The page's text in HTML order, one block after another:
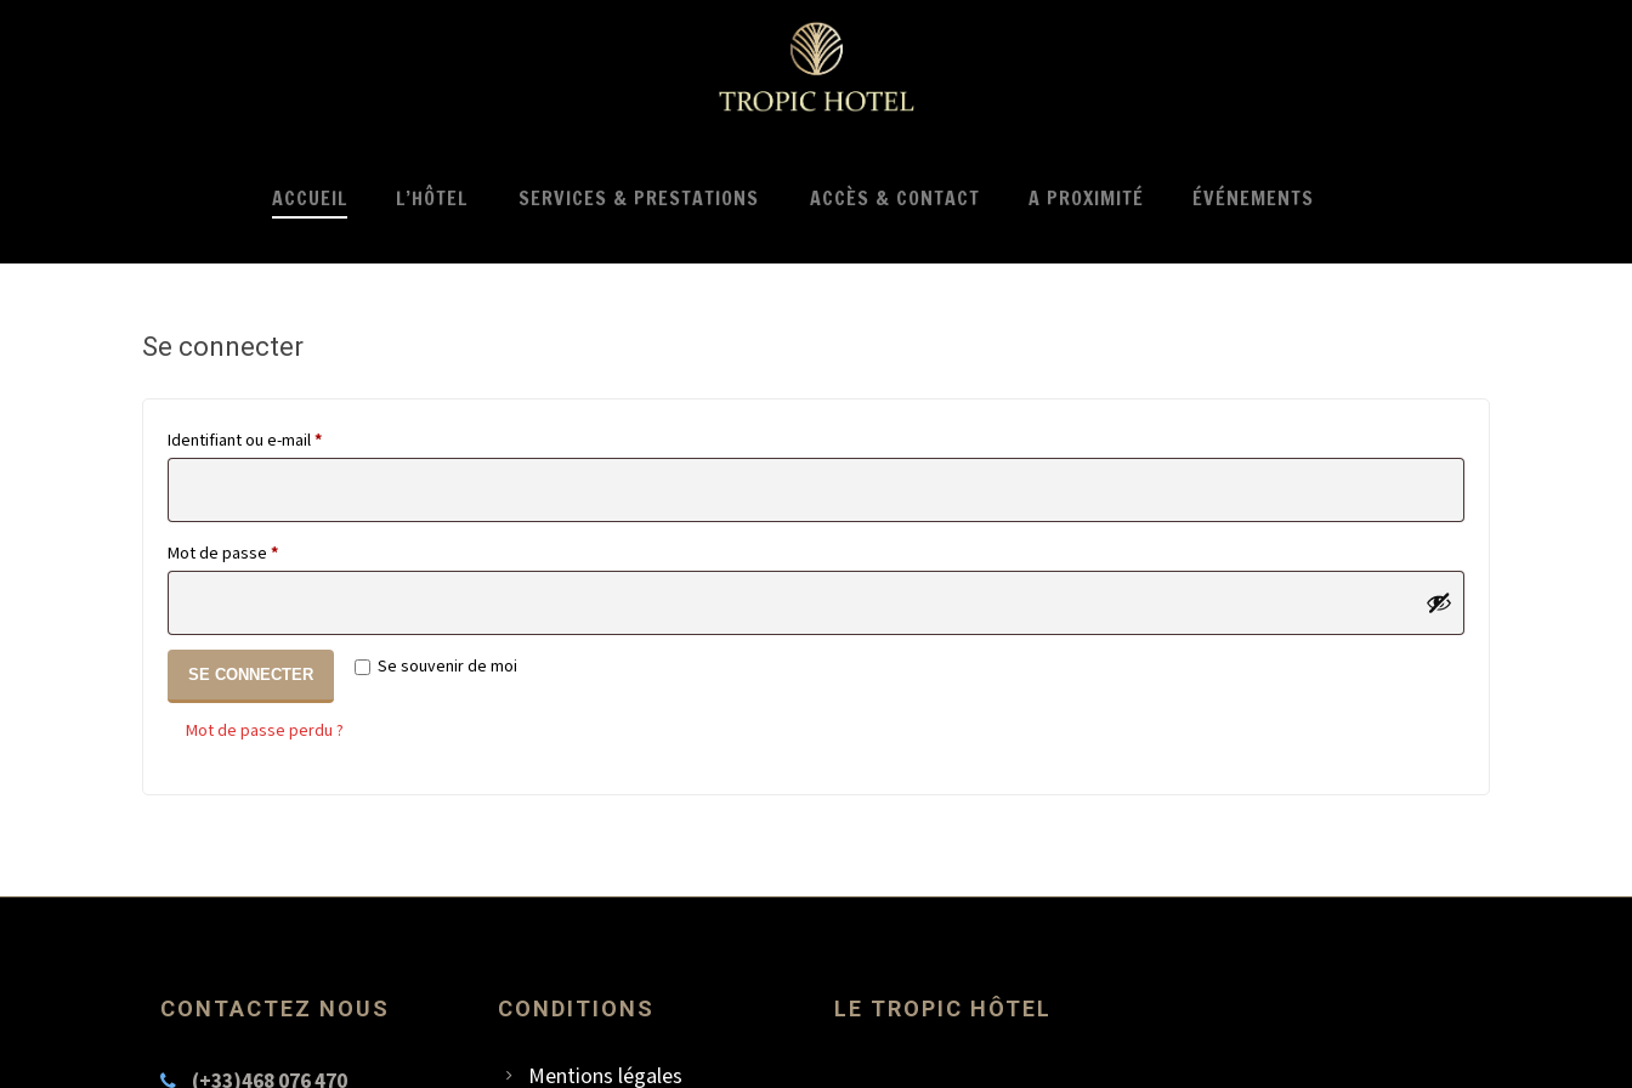
ACCUEIL L’HÔTEL SERVICES & PRESTATIONS ACCÈS & CONTACT A PROXIMITÉ ÉVÉNEMENTS
Se connecter
Identifiant ou e-mail*Obligatoire
Mot de passe *Obligatoire
Se souvenir de moi
SE CONNECTER
Mot de passe perdu ?
CONTACTEZ NOUS
(+33)468 076 470
CONDITIONS
Mentions légales
LE TROPIC HÔTEL